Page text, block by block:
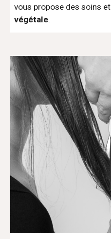
vous propose des soins et
végétale.